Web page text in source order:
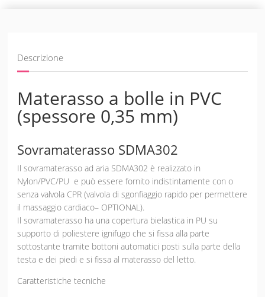
Descrizione
Materasso a bolle in PVC
(spessore 0,35 mm)
Sovramaterasso SDMA302
Il sovramaterasso ad aria SDMA302 è realizzato in
Nylon/PVC/PU e può essere fornito indistintamente con o
senza valvola CPR (valvola di sgonfiaggio rapido per permettere
il massaggio cardiaco– OPTIONAL).
Il sovramaterasso ha una copertura bielastica in PU su
supporto di poliestere ignifugo che si fissa alla parte
sottostante tramite bottoni automatici posti sulla parte della
testa e dei piedi e si fissa al materasso del letto.
Caratteristiche tecniche